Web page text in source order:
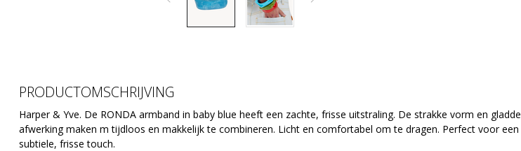
PRODUCTOMSCHRIJVING
Harper & Yve. De RONDA armband in baby blue heeft een zachte, frisse uitstraling. De strakke vorm en gladde
afwerking maken m tijdloos en makkelijk te combineren. Licht en comfortabel om te dragen. Perfect voor een
subtiele, frisse touch.